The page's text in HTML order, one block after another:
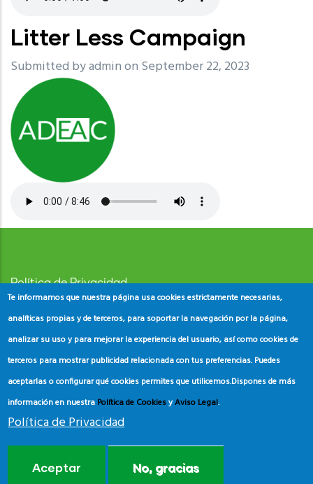
Litter Less Campaign
Submitted byadminon September 22, 2023
Política de Privacidad
Aviso Legal
Política de Cookies
Te informamos que nuestra página usa cookies estrictamente necesarias,
analíticas propias y de terceros, para soportar la navegación por la página,
analizar su uso y para mejorar la experiencia del usuario, así como cookies de
terceros para mostrar publicidad relacionada con tus preferencias. Puedes
aceptarlas o configurar qué cookies permites que utilicemos.Dispones de más
información en nuestra Política de CookiesyAviso Legal.
Política de Privacidad
Aceptar No, gracias